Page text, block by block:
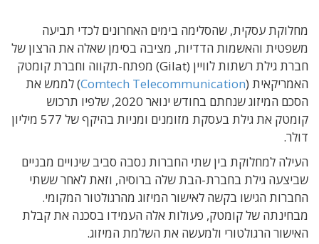
מחלוקת עסקית, שהסלימה בימים האחרונים לכדי תביעה
משפטית והאשמות הדדיות, מציבה בסימן שאלה את הרצון של
חברת גילת רשתות לוויין (Gilat) מפתח-תקווה וחברת קומטק
האמריקאית (Comtech Telecommunication) לממש את
הסכם המיזוג שנחתם בחודש ינואר 2020, שלפיו תרכוש
קומטק את גילת בעסקת מזומנים ומניות בהיקף של 577 מיליון
דולר.
העילה למחלוקת בין שתי החברות נסבה סביב שינויים מבניים
שביצעה גילת בחברת-הבת שלה ברוסיה, וזאת לאחר ששתי
החברות הגישו בקשה לאישור המיזוג מהרגולטור המקומי.
מבחינתה של קומטק, פעולות אלה העמידו בסכנה את קבלת
האישור הרגולטורי ולמעשה את השלמת המיזוג.